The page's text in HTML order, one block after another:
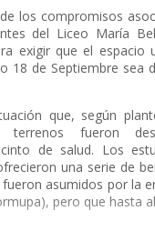
los compromisos
del Liceo María
exigir que el espacio
18 de Septiembre sea
que, según
fueron
de salud. Los
una serie de
asumidos por la
pero que hasta